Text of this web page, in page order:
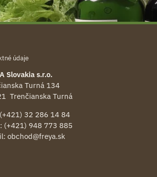
údaje
Slovakia s.r.o.
Turná 134
Trenčianska Turná
32 286 14 84
(+421) 948 773 885
obchod@freya.sk